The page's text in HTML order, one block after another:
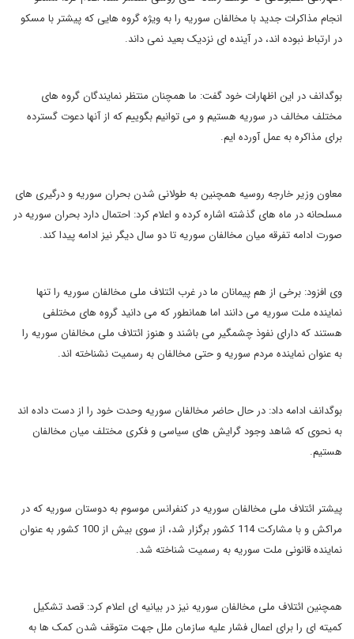
انجام مذاکرات جدید با مخالفان سوریه را به ویژه گروه هایی که پیشتر با مسکو
در ارتباط نبوده اند، در آینده ای نزدیک بعید نمی داند.
بوگدانف در این اظهارات خود گفت: ما همچنان منتظر نمایندگان گروه های
مختلف مخالف در سوریه هستیم و می توانیم بگوییم که از آنها دعوت گسترده
برای مذاکره به عمل آورده ایم.
معاون وزیر خارجه روسیه همچنین به طولانی شدن بحران سوریه و درگیری های
مسلحانه در ماه های گذشته اشاره کرده و اعلام کرد: احتمال دارد بحران سوریه در
صورت ادامه تفرقه میان مخالفان سوریه تا دو سال دیگر نیز ادامه پیدا کند.
وی افزود: برخی از هم پیمانان ما در غرب ائتلاف ملی مخالفان سوریه را تنها
نماینده ملت سوریه می دانند اما همانطور که می دانید گروه های مختلفی
هستند که دارای نفوذ چشمگیر می باشند و هنوز ائتلاف ملی مخالفان سوریه را
به عنوان نماینده مردم سوریه و حتی مخالفان به رسمیت نشناخته اند.
بوگدانف ادامه داد: در حال حاضر مخالفان سوریه وحدت خود را از دست داده اند
به نحوی که شاهد وجود گرایش های سیاسی و فکری مختلف میان مخالفان
هستیم.
پیشتر ائتلاف ملی مخالفان سوریه در کنفرانس موسوم به دوستان سوریه که در
مراکش و با مشارکت 114 کشور برگزار شد، از سوی بیش از 100 کشور به عنوان
نماینده قانونی ملت سوریه به رسمیت شناخته شد.
همچنین ائتلاف ملی مخالفان سوریه نیز در بیانیه ای اعلام کرد: قصد تشکیل
کمیته ای را برای اعمال فشار علیه سازمان ملل جهت متوقف شدن کمک ها به